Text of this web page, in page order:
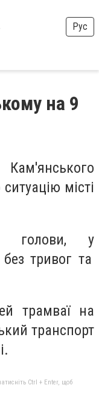
Рус
на 9
місті
голови, у
тривог та
трамваї на
транспорт
Ctrl + Enter, щоб